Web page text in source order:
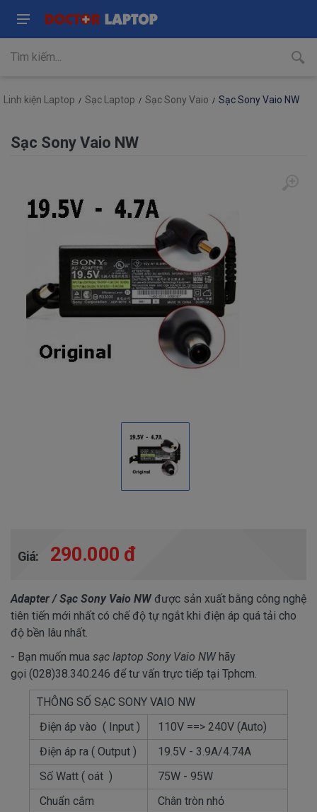
Linh kiện Laptop Sạc Laptop Sạc Sony Vaio Sạc Sony Vaio NW
Sạc Sony Vaio NW
Giá: 290.000 đ
Adapter / Sạc Sony Vaio NW được sản xuất bằng công nghệ
tiên tiến mới nhất có chế độ tự ngắt khi điện áp quá tải cho
độ bền lâu nhất.
- Bạn muốn mua sạc laptop Sony Vaio NWhãy
gọi (028)38.340.246 để tư vấn trực tiếp tại Tphcm.
THÔNG SỐ SẠC SONY VAIO NW
Điện áp vào ( Input )
110V ==> 240V (Auto)
Điện áp ra ( Output )
19.5V - 3.9A/4.74A
Số Watt ( oát )
75W - 95W
Chuẩn cắm
Chân tròn nhỏ